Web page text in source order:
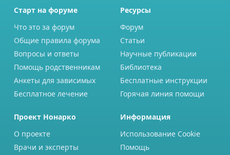
Старт на форуме
Что это за форум
Общие правила форума
Вопросы и ответы
Помощь родственникам
Анкеты для зависимых
Бесплатное лечение
Ресурсы
Форум
Статьи
Научные публикации
Библиотека
Бесплатные инструкции
Горячая линия помощи
Проект Нонарко
О проекте
Врачи и эксперты
Информация
Использование Cookie
Помощь